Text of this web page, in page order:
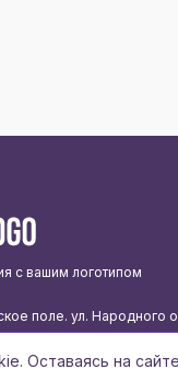
с вашим логотипом
поле. ул. Народного
Оставаясь на